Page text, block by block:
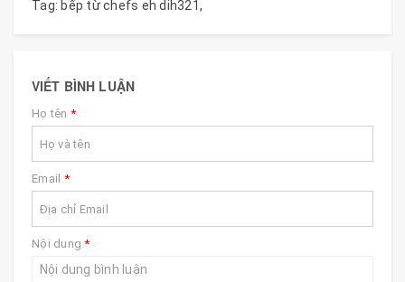
Tag: bếp từ chefs eh dih321,
VIẾT BÌNH LUẬN
Họ tên *
Email *
Nội dung*